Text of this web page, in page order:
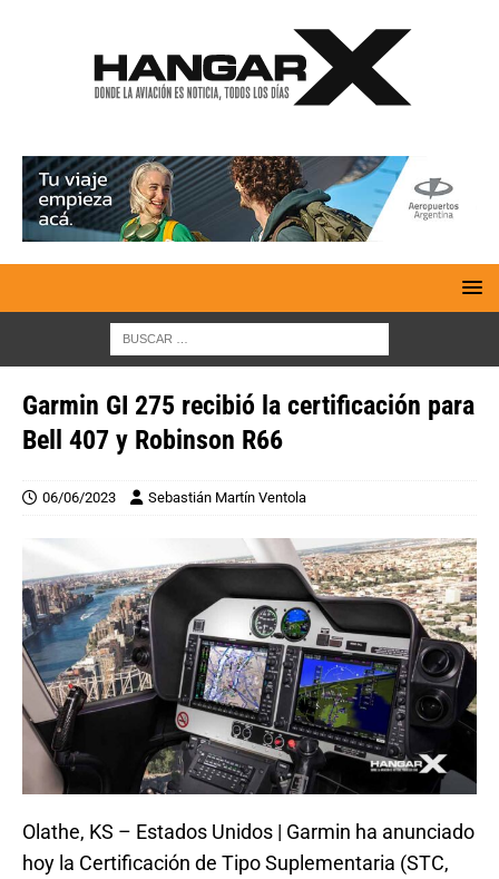
Garmin GI 275 recibió la certificación para
Bell 407 y Robinson R66
06/06/2023 Sebastián Martín Ventola
Olathe, KS – Estados Unidos | Garmin ha anunciado
hoy la Certificación de Tipo Suplementaria (STC,